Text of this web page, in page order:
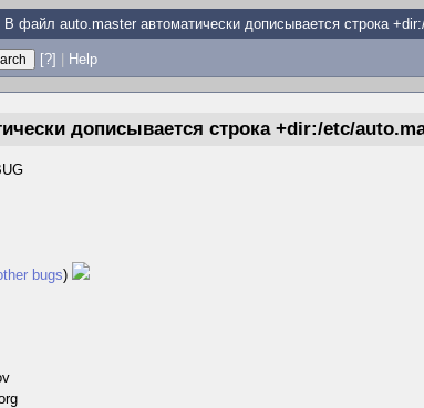
В файл auto.master автоматически дописывается строка
[?] | Help
дописывается строка +dir:/etc/
bugs)